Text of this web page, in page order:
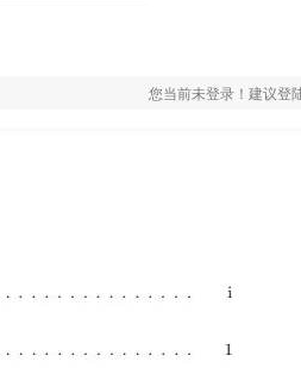
您当前未登录！建议登